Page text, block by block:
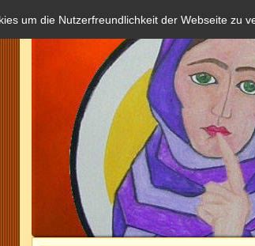
um die Nutzerfreundlichkeit der Webseite zu